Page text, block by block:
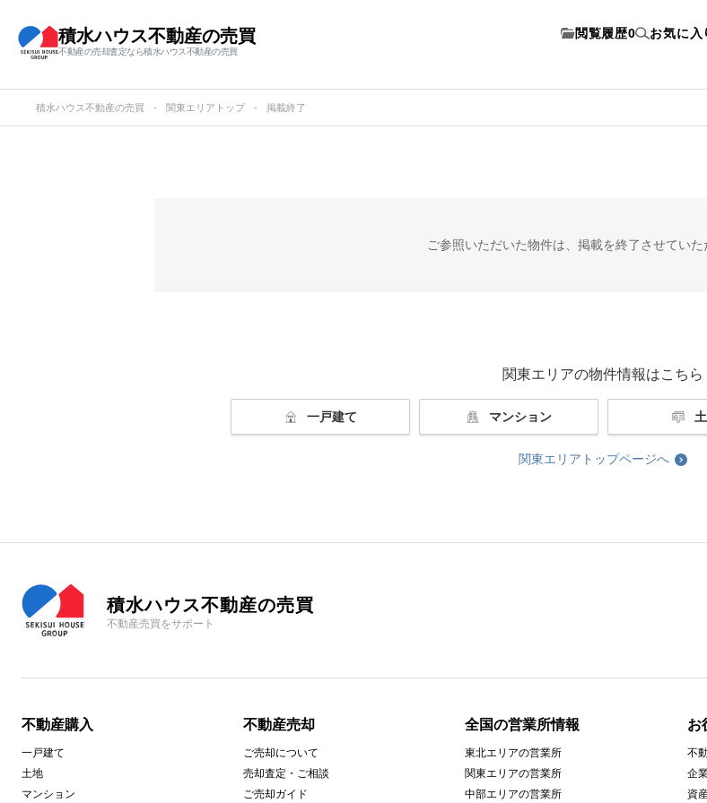
積水ハウス不動産の売買
不動産の売却査定なら積水ハウス不動産の売買
閲覧履歴0 お気に入
積水ハウス不動産の売買 関東エリアトップ 掲載終了
ご参照いただいた物件は、 掲載を終了させていた
関東エリアの物件情報はこちら
一戸建て マンション
関東エリアトップページへ
積水ハウス不動産の売買
不動産売買をサポート
不動産購入
一戸建て
土地
マンション
不動産売却
ご売却について
売却査定・ご相談
ご売却ガイド
全国の営業所情報
東北エリアの営業所
関東エリアの営業所
中部エリアの営業所
お
不
企
資